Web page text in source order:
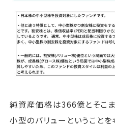
純資産価格は366億とそこま
小型のバリューということ